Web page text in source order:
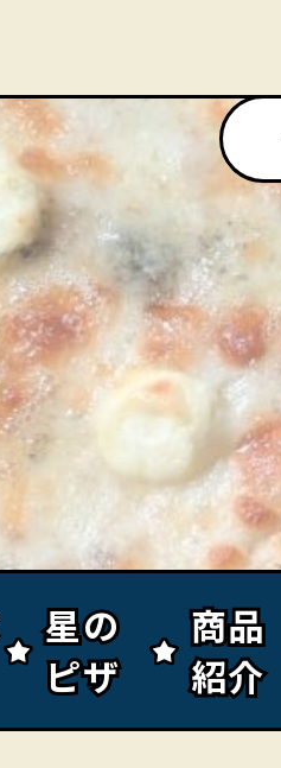
星の
ピザ
星の
ピザ
商品
紹介
商品
紹介